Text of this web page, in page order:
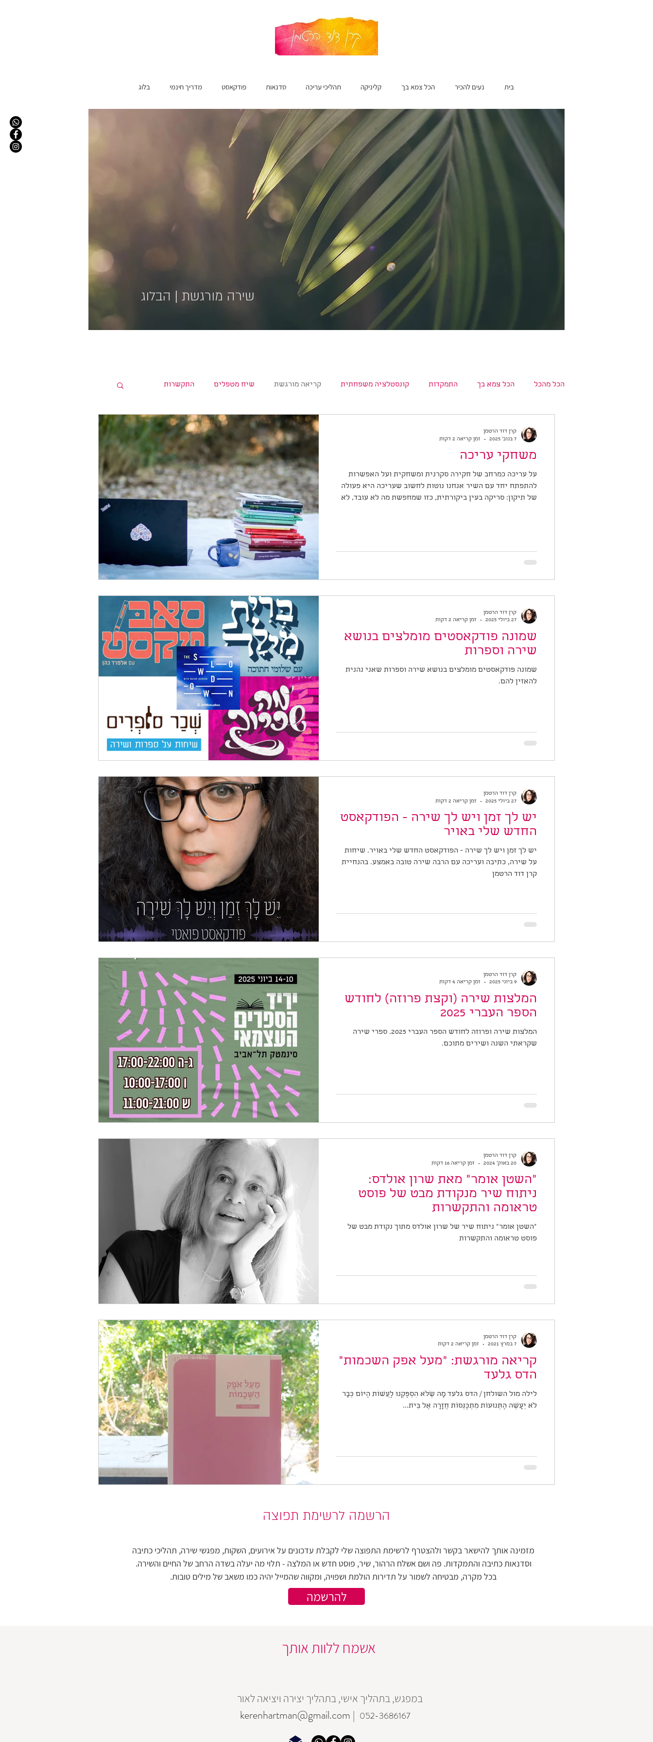
בית נעים להכיר הכל צמא בך קליניקה תהליכי עריכה סדנאות פודקאסט מדריך חינמי בלוג
שירה מורגשת | הבלוג
הכל מהכל הכל צמא בך התמקדות קונסטלציה משפחתית קריאה מורגשת שיח מטפלים התקשרות
משחקי עריכה
על עריכה כמרחב של חקירה סקרנית ומשחקית ועל האפשרות
להתפתח יחד עם השיר אנחנו נוטות לחשוב שעריכה היא פעולה
של תיקון: סריקה בעין ביקורתית, כזו שמחפשת מה לא עובד, לא
קרן דוד הרטמן
7 בנוב׳ 2025
זמן קריאה 2 דקות
שמונה פודקאסטים מומלצים בנושא
שירה וספרות
שמונה פודקאסטים מומלצים בנושא שירה וספרות שאני נהנית
להאזין להם.
קרן דוד הרטמן
27 ביולי 2025
זמן קריאה 2 דקות
יש לך זמן ויש לך שירה - הפודקאסט
החדש שלי באויר
יש לך זמן ויש לך שירה - הפודקאסט החדש שלי באויר. שיחות
על שירה, כתיבה ועריכה עם הרבה שירה טובה באמצע. בהנחיית
קרן דוד הרטמן
קרן דוד הרטמן
27 ביולי 2025
זמן קריאה 2 דקות
המלצות שירה (וקצת פרוזה) לחודש
הספר העברי 2025
המלצות שירה ופרוזה לחודש הספר העברי 2025. ספרי שירה
שקראתי השנה ושירים מתוכם.
קרן דוד הרטמן
9 ביוני 2025
זמן קריאה 4 דקות
"השטן אומר" מאת שרון אולדס:
ניתוח שיר מנקודת מבט של פוסט
טראומה והתקשרות
"השטן אומר" ניתוח שיר של שרון אולדס מתוך נקודת מבט של
פוסט טראומה והתקשרות
קרן דוד הרטמן
20 באוק׳ 2024
זמן קריאה 16 דקות
קריאה מורגשת: "מעל אפק השכמות"
הדס גלעד
לילה מול השולחן / הדס גלעד מָה שֶׁלֹּא הִסְפַּקְנוּ לַעֲשׂוֹת הַיּוֹם כְּבָר
לֹא יֵעָשֶׂה הַתְּנוּעוֹת מִתְכַּנְּסוֹת חֲזָרָה אֶל בֵּית...
קרן דוד הרטמן
7 במרץ 2021
זמן קריאה 2 דקות
הרשמה לרשימת תפוצה
מזמינה אותך להישאר בקשר ולהצטרף לרשימת התפוצה שלי לקבלת עדכונים על אירועים, השקות, מפגשי שירה, תהליכי כתיבה
וסדנאות כתיבה והתמקדות. פה ושם אשלח הרהור, שיר, פוסט חדש או המלצה - תלוי מה יעלה בשדה הרחב של החיים והשירה.
בכל מקרה, מבטיחה לשמור על תדירות הולמת ושפויה, ומקווה שהמייל יהיה כמו משאב של מילים טובות.
להרשמה
אשמח ללוות אותך
במפגש, בתהליך אישי, בתהליך יצירה ויציאה לאור
kerenhartman@gmail.com | 052-3686167